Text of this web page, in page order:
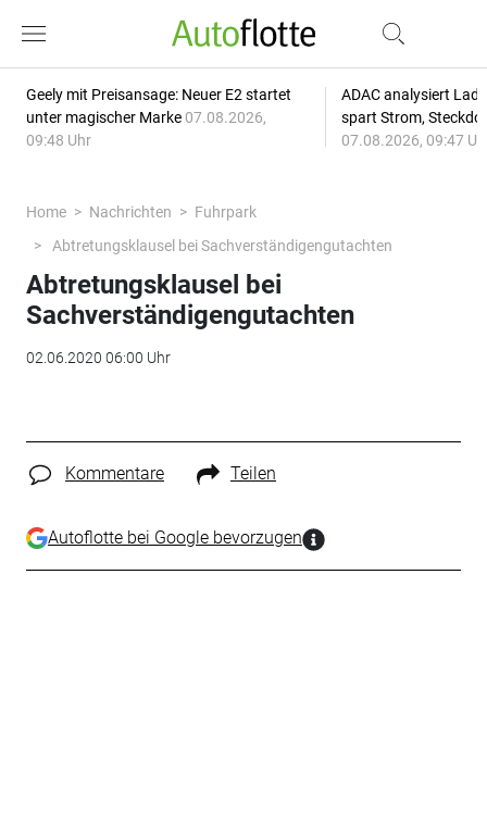
Geely mit Preisansage: Neuer E2 startet
unter magischer Marke 07.08.2026,
09:48 Uhr
ADAC analysiert
spart Strom,
07.08.2026, 09:47
Home Nachrichten
Fuhrpark
Abtretungsklausel bei Sachverständigengutachten
Abtretungsklausel bei
Sachverständigengutachten
02.06.2020 06:00 Uhr
Kommentare Teilen
Autoflotte bei Google bevorzugen